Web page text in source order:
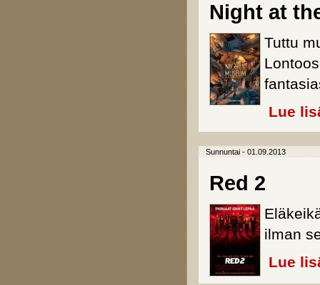
Night at
Tuttu
Lue
Sunnuntai - 01.09.2013
Red 2
ilman
Lue